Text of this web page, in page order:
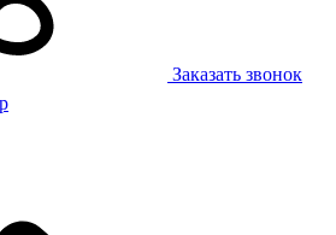
Заказать звонок